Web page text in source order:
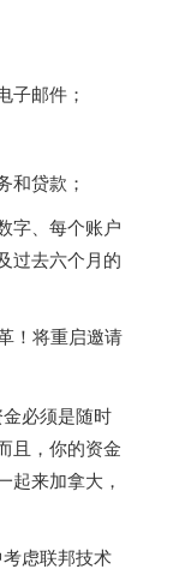
子邮件；
和贷款；
字、每个账户
过去六个月的
！将重启邀请
必须是随时
且，你的资金
起来加拿大 ，
虑联邦技术